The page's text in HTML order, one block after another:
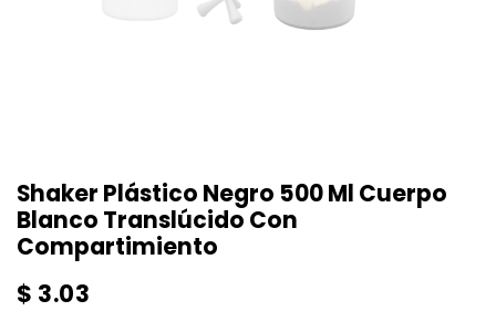
Shaker Plástico Negro 500 Ml Cuerpo
Blanco Translúcido Con
Compartimiento
$ 3.03